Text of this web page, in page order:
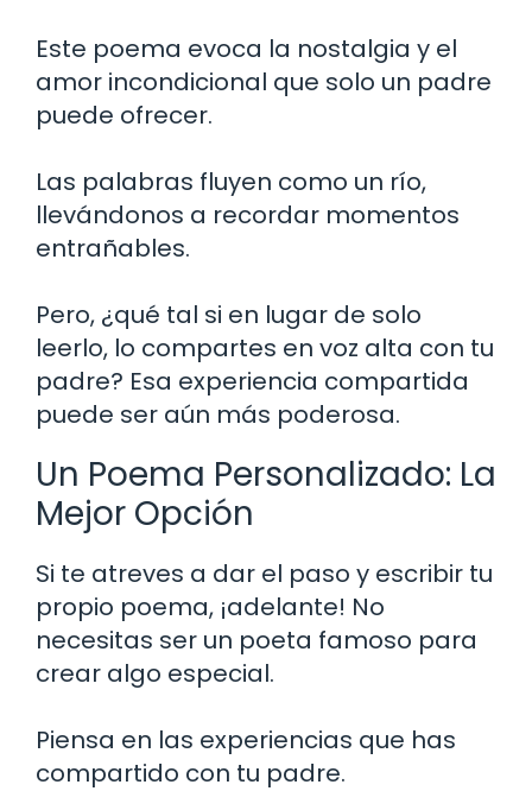
Este poema evoca la nostalgia y el
amor incondicional que solo un padre
puede ofrecer.
Las palabras fluyen como un río,
llevándonos a recordar momentos
entrañables.
Pero, ¿qué tal si en lugar de solo
leerlo, lo compartes en voz alta con tu
padre? Esa experiencia compartida
puede ser aún más poderosa.
Un Poema Personalizado: La
Mejor Opción
Si te atreves a dar el paso y escribir tu
propio poema, ¡adelante! No
necesitas ser un poeta famoso para
crear algo especial.
Piensa en las experiencias que has
compartido con tu padre.